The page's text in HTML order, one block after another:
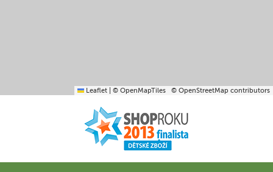
Leaflet © OpenMapTiles © OpenStreetMap contributors